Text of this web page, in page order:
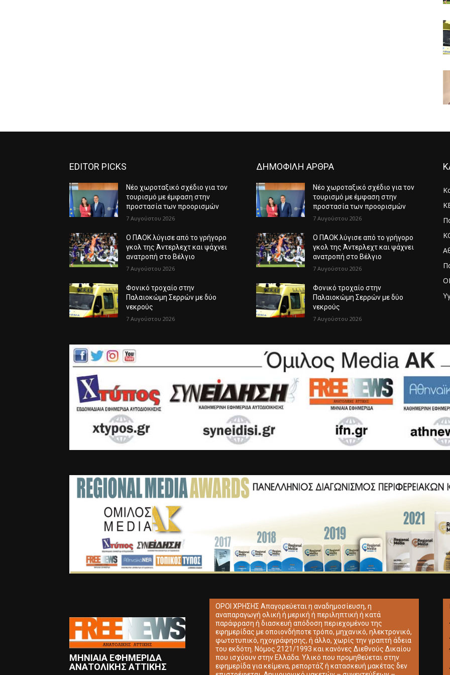
EDITOR PICKS
Νέο χωροταξικό σχέδιο για τον
τουρισμό με έμφαση στην
προστασία των προορισμών
7 Αυγούστου 2026
Ο ΠΑΟΚ λύγισε από το γρήγορο
γκολ της Άντερλεχτ και ψάχνει
ανατροπή στο Βέλγιο
7 Αυγούστου 2026
Φονικό τροχαίο στην
Παλαιοκώμη Σερρών με δύο
νεκρούς
7 Αυγούστου 2026
ΔΗΜΟΦΙΛΗ ΑΡΘΡΑ
Νέο χωροταξικό σχέδιο για τον
τουρισμό με έμφαση στην
προστασία των προορισμών
7 Αυγούστου 2026
Ο ΠΑΟΚ λύγισε από το γρήγορο
γκολ της Άντερλεχτ και ψάχνει
ανατροπή στο Βέλγιο
7 Αυγούστου 2026
Φονικό τροχαίο στην
Παλαιοκώμη Σερρών με δύο
νεκρούς
7 Αυγούστου 2026
ΜΗΝΙΑΙΑ ΕΦΗΜΕΡΙΔΑ
ΑΝΑΤΟΛΙΚΗΣ ΑΤΤΙΚΗΣ
ΟΡΟΙ ΧΡΗΣΗΣ Απαγορεύεται η αναδημοσίευση, η
αναπαραγωγή ολική ή μερική ή περιληπτική ή κατά
παράφραση ή διασκευή απόδοση περιεχομένου της
εφημερίδας με οποιονδήποτε τρόπο, μηχανικό, ηλεκτρονικό,
φωτοτυπικό, ηχογράφησης, ή άλλο, χωρίς την γραπτή άδεια
του εκδότη. Νόμος 2121/1993 και κανόνες Διεθνούς Δικαίου
που ισχύουν στην Ελλάδα. Υλικό που προμηθεύεται στην
εφημερίδα για κείμενα, ρεπορτάζ ή κατασκευή μακέτας δεν